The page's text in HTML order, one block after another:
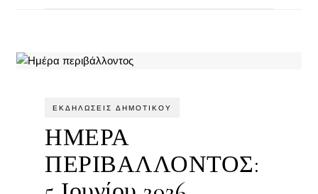
ΕΚΔΗΛΏΣΕΙΣ ΔΗΜΟΤΙΚΟΎ
ΗΜΕΡΑ
ΠΕΡΙΒΑΛΛΟΝΤΟΣ: